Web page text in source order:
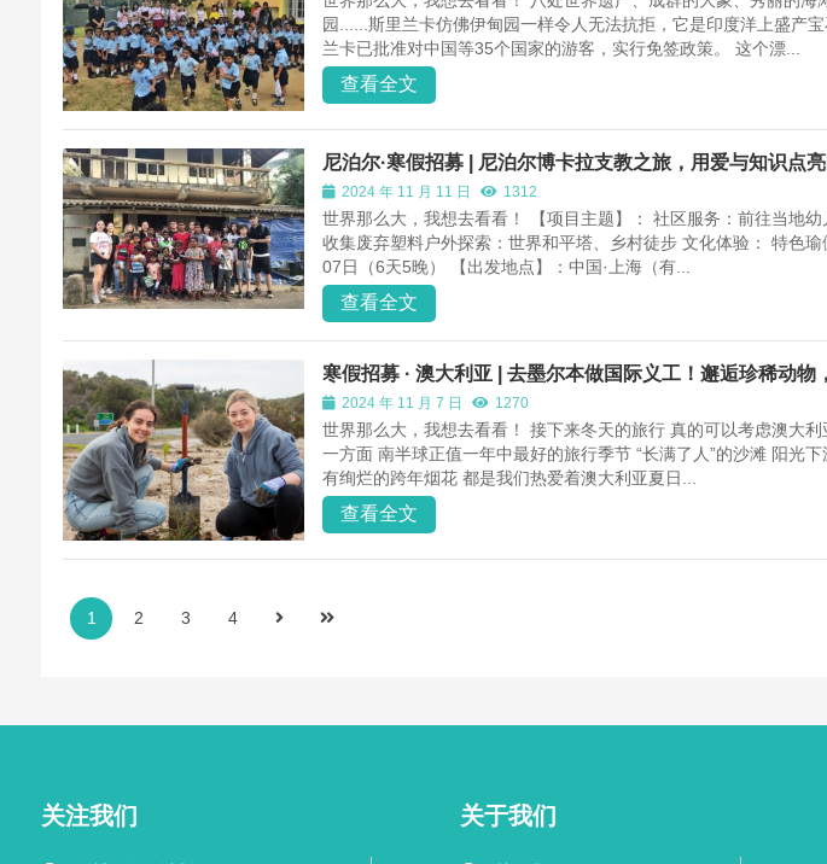
园......斯里兰卡仿佛伊甸园一样令人无法抗拒，它是印度洋上盛产
兰卡已批准对中国等35个国家的游客，实行免签政策。 这个漂...
查看全文
尼泊尔·寒假招募 | 尼泊尔博卡拉支教之旅，用爱与知识点
2024 年 11 月 11 日 1312
世界那么大，我想去看看！ 【项目主题】： 社区服务：前往当地幼
收集废弃塑料户外探索：世界和平塔、乡村徒步 文化体验： 特色
07日（6天5晚） 【出发地点】：中国·上海（有...
查看全文
寒假招募 · 澳大利亚 | 去墨尔本做国际义工！邂逅珍稀动物
2024 年 11 月 7 日 1270
世界那么大，我想去看看！ 接下来冬天的旅行 真的可以考虑澳大
一方面 南半球正值一年中最好的旅行季节 “长满了人”的沙滩 阳光
有绚烂的跨年烟花 都是我们热爱着澳大利亚夏日...
查看全文
1 2 3 4
关注我们 关于我们